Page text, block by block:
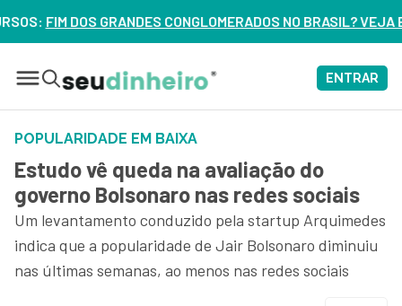
NO BRASIL? VEJA ERROS DE 3 DELES –
ENTRAR
POPULARIDADE EM BAIXA
Estudo vê queda na avaliação do
governo Bolsonaro nas redes sociais
Um levantamento conduzido pela startup Arquimedes
indica que a popularidade de Jair Bolsonaro diminuiu
nas últimas semanas, ao menos nas redes sociais